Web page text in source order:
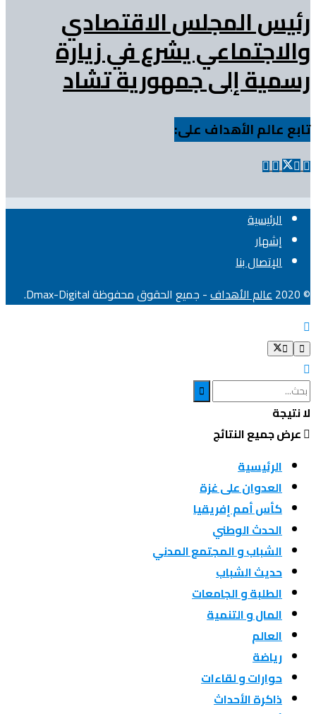
رئيس المجلس الاقتصادي
والاجتماعي يشرع في زيارة
رسمية إلى جمهورية تشاد
تابع عالم الأهداف على:
الرئيسية
إشهار
الإتصال بنا
© 2020
عالم الأهداف- جميع الحقوق محفوظة Dmax-Digital.
لا نتيجة
عرض جميع النتائج
الرئيسية
العدوان على غزة
كأس أمم إفريقيا
الحدث الوطني
الشباب و المجتمع المدني
حديث الشباب
الطلبة و الجامعات
المال و التنمية
العالم
رياضة
حوارات و لقاءات
ذاكرة الأحداث